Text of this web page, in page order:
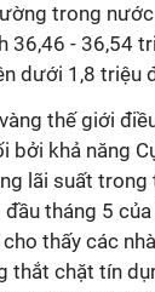
trong
36,46 - 36,54
dưới 1,8 triệu
thế giới
bởi khả năng
lãi suất trong
tháng 5
thấy các
thắt chặt tín